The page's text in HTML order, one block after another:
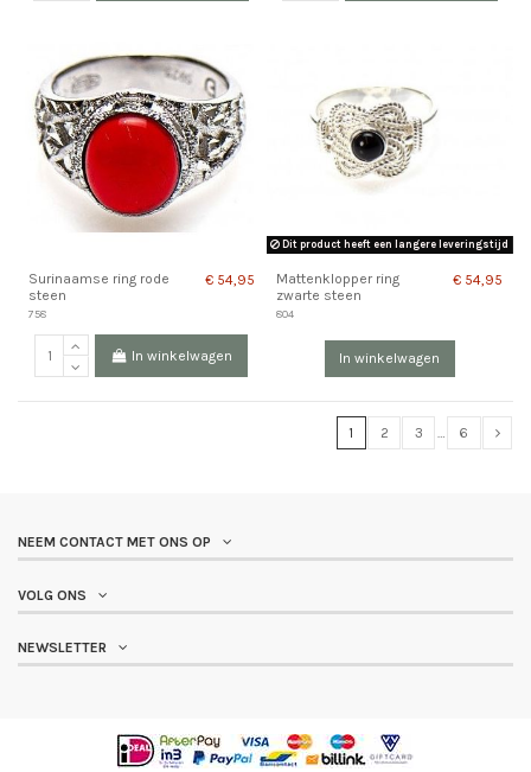
Surinaamse ring rode
steen
758
€ 54,95
In winkelwagen
Dit product heeft een langere leveringstijd
Mattenklopper ring
zwarte steen
804
€ 54,95
In winkelwagen
1 2 3 … 6
18k geelgoud
3
925 zilver
925 zilver verguld
15
Bi-color (925 zilver verguld)
NEEM CONTACT MET ONS OP
VOLG ONS
NEWSLETTER